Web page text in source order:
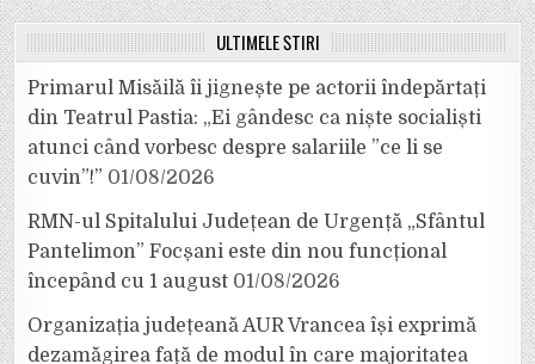
ULTIMELE ȘTIRI
Primarul Misăilă îi jignește pe actorii îndepărtați
din Teatrul Pastia: „Ei gândesc ca niște socialiști
atunci când vorbesc despre salariile ”ce li se
cuvin”!” 01/08/2026
RMN-ul Spitalului Județean de Urgență „Sfântul
Pantelimon” Focșani este din nou funcțional
începând cu 1 august 01/08/2026
Organizația județeană AUR Vrancea își exprimă
dezamăgirea față de modul în care majoritatea